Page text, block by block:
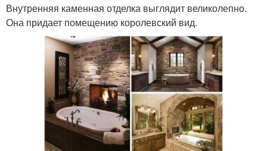
Внутренняя каменная отделка выглядит великолепно.
Она придает помещению королевский вид.